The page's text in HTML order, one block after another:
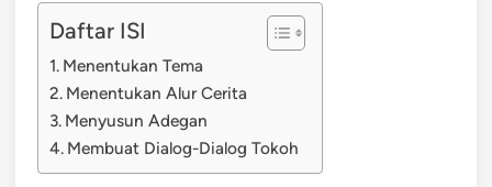
Daftar ISI
Menentukan Tema
Menentukan Alur Cerita
Menyusun Adegan
Membuat Dialog-Dialog Tokoh